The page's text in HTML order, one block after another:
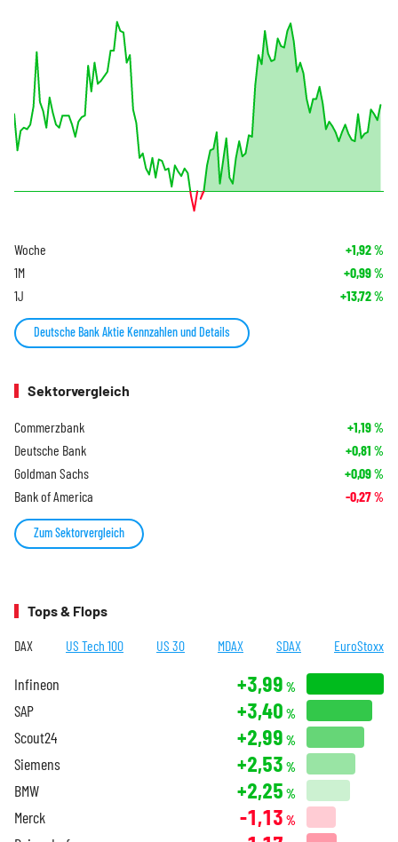
Woche +1,92%
1M +0,99%
1J +13,72%
Deutsche Bank Aktie Kennzahlen und Details
Sektorvergleich
Commerzbank +1,19%
Deutsche Bank +0,81 %
Goldman Sachs +0,09%
Bank of America -0,27%
Zum Sektorvergleich
Tops & Flops
DAX US Tech 100 US 30 MDAX SDAX EuroStoxx
Infineon +3,99 %
SAP +3,40 %
Scout24 +2,99 %
Siemens +2,53 %
BMW +2,25 %
Merck -1,13 %